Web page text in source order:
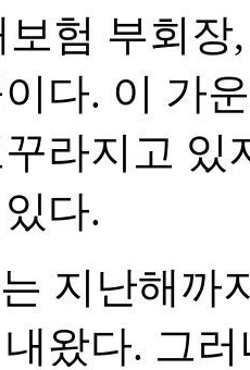
험 부회
다. 이 가
라지고 있
다.
지난해까
왔다. 그